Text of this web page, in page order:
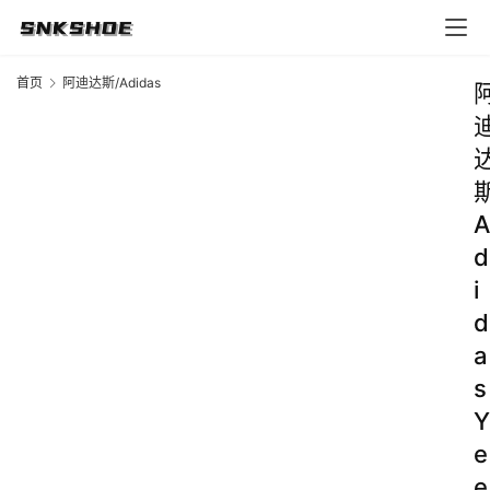
首页 阿迪达斯/Adidas
A
d
i
d
a
s
Y
e